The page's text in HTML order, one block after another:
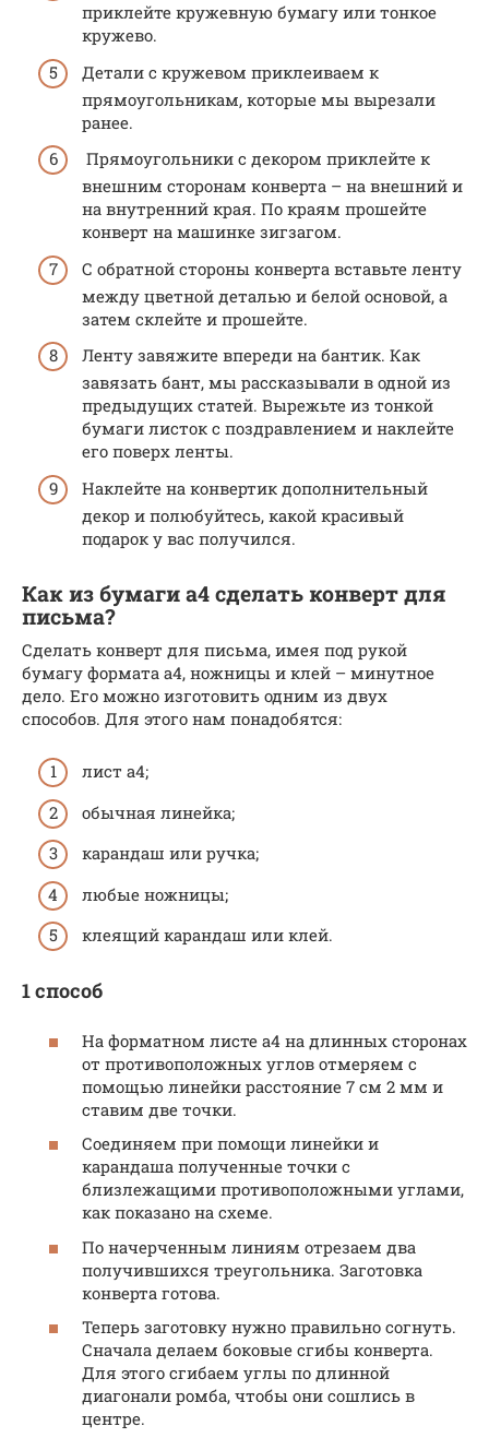
приклейте кружевную бумагу или тонкое
кружево.
Детали с кружевом приклеиваем к
прямоугольникам, которые мы вырезали
ранее.
Прямоугольники с декором приклейте к
внешним сторонам конверта – на внешний и
на внутренний края. По краям прошейте
конверт на машинке зигзагом.
С обратной стороны конверта вставьте ленту
между цветной деталью и белой основой, а
затем склейте и прошейте.
Ленту завяжите впереди на бантик. Как
завязать бант, мы рассказывали в одной из
предыдущих статей. Вырежьте из тонкой
бумаги листок с поздравлением и наклейте
его поверх ленты.
Наклейте на конвертик дополнительный
декор и полюбуйтесь, какой красивый
подарок у вас получился.
Как из бумаги а4 сделать конверт для
письма?
Сделать конверт для письма, имея под рукой
бумагу формата а4, ножницы и клей – минутное
дело. Его можно изготовить одним из двух
способов. Для этого нам понадобятся:
лист а4;
обычная линейка;
карандаш или ручка;
любые ножницы;
клеящий карандаш или клей.
1 способ
На форматном листе а4 на длинных сторонах
от противоположных углов отмеряем с
помощью линейки расстояние 7 см 2 мм и
ставим две точки.
Соединяем при помощи линейки и
карандаша полученные точки с
близлежащими противоположными углами,
как показано на схеме.
По начерченным линиям отрезаем два
получившихся треугольника. Заготовка
конверта готова.
Теперь заготовку нужно правильно согнуть.
Сначала делаем боковые сгибы конверта.
Для этого сгибаем углы по длинной
диагонали ромба, чтобы они сошлись в
центре.